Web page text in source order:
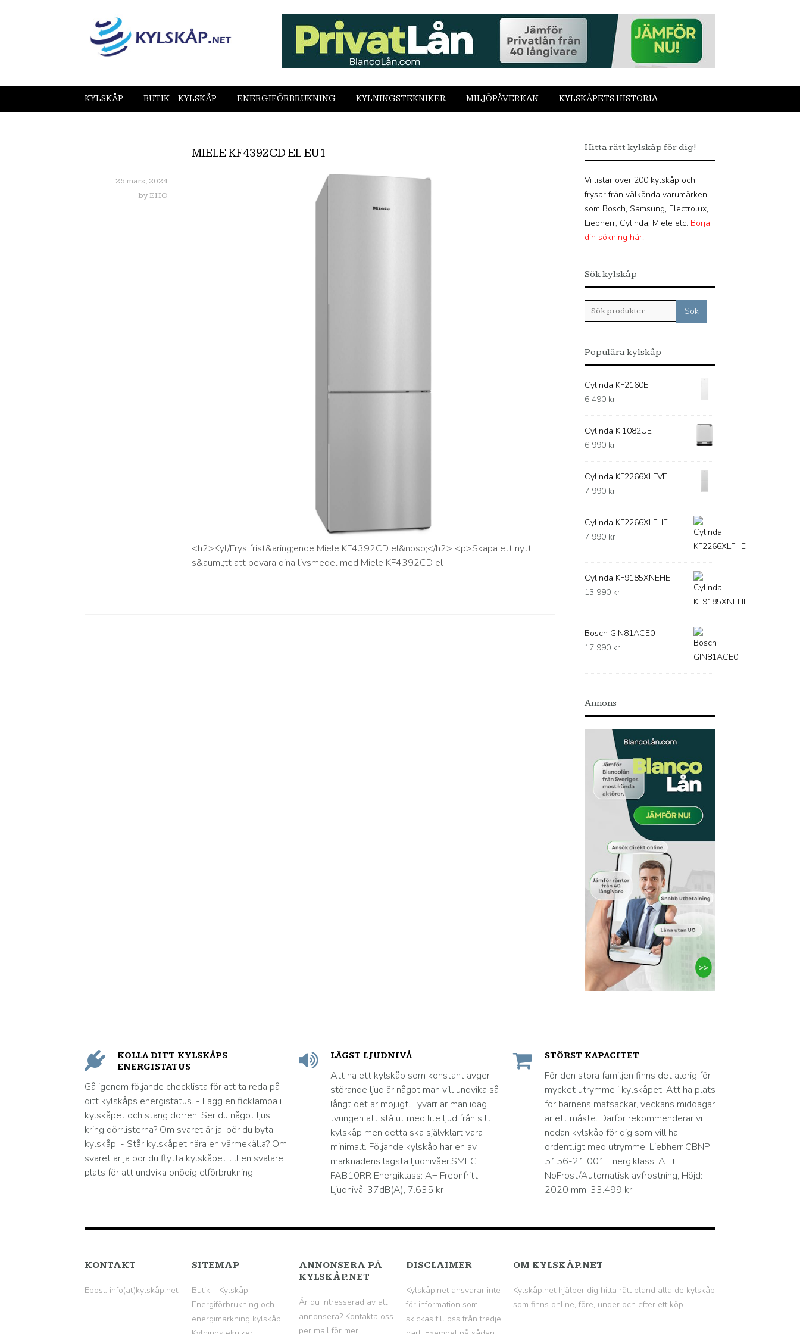
KYLSKÅP BUTIK – KYLSKÅP ENERGIFÖRBRUKNING KYLNINGSTEKNIKER MILJÖPÅVERKAN KYLSKÅPETS HISTORIA
MIELE KF4392CD EL EU1
25 mars, 2024
byEHO
<h2>Kyl/Frys frist&aring;ende Miele KF4392CD el&nbsp;</h2> <p>Skapa ett nytt
s&auml;tt att bevara dina livsmedel med Miele KF4392CD el
Hitta rätt kylskåp för dig!
Vi listar över 200 kylskåp och
frysar från välkända varumärken
som Bosch, Samsung, Electrolux,
Liebherr, Cylinda, Miele etc. Börja
din sökning här!
Sök kylskåp
Sök
efter:
Sök
Populära kylskåp
Cylinda KF2160E
6 490 kr
Cylinda KI1082UE
6 990 kr
Cylinda KF2266XLFVE
7 990 kr
Cylinda KF2266XLFHE
7 990 kr
Cylinda KF9185XNEHE
13 990 kr
Bosch GIN81ACE0
17 990 kr
Annons
KOLLA DITT KYLSKÅPS
ENERGISTATUS
Gå igenom följande checklista för att ta reda på
ditt kylskåps energistatus. - Lägg en ficklampa i
kylskåpet och stäng dörren. Ser du något ljus
kring dörrlisterna? Om svaret är ja, bör du byta
kylskåp. - Står kylskåpet nära en värmekälla? Om
svaret är ja bör du flytta kylskåpet till en svalare
plats för att undvika onödig elförbrukning.
LÄGST LJUDNIVÅ
Att ha ett kylskåp som konstant avger
störande ljud är något man vill undvika så
långt det är möjligt. Tyvärr är man idag
tvungen att stå ut med lite ljud från sitt
kylskåp men detta ska självklart vara
minimalt. Följande kylskåp har en av
marknadens lägsta ljudnivåer.SMEG
FAB10RR Energiklass: A+ Freonfritt,
Ljudnivå: 37dB(A), 7.635 kr
STÖRST KAPACITET
För den stora familjen finns det aldrig för
mycket utrymme i kylskåpet. Att ha plats
för barnens matsäckar, veckans middagar
är ett måste. Därför rekommenderar vi
nedan kylskåp för dig som vill ha
ordentligt med utrymme. Liebherr CBNP
5156-21 001 Energiklass: A++,
NoFrost/Automatisk avfrostning, Höjd:
2020 mm, 33.499 kr
KONTAKT
Epost: info(at)kylskåp.net
SITEMAP
Butik – Kylskåp
Energiförbrukning och
energimärkning kylskåp
ANNONSERA PÅ
KYLSKÅP.NET
Är du intresserad av att
annonsera? Kontakta oss
per mail för mer
DISCLAIMER
Kylskåp.net ansvarar inte
för information som
skickas till oss från tredje
OM KYLSKÅP.NET
Kylskåp.net hjälper dig hitta rätt bland alla de kylskåp
som finns online, före, under och efter ett köp.